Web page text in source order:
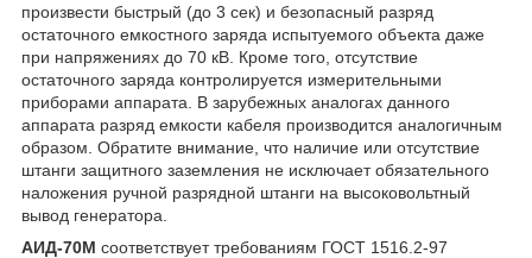
произвести быстрый (до 3 сек) и безопасный разряд
остаточного емкостного заряда испытуемого объекта даже
при напряжениях до 70 кВ. Кроме того, отсутствие
остаточного заряда контролируется измерительными
приборами аппарата. В зарубежных аналогах данного
аппарата разряд емкости кабеля производится аналогичным
образом. Обратите внимание, что наличие или отсутствие
штанги защитного заземления не исключает обязательного
наложения ручной разрядной штанги на высоковольтный
вывод генератора.
АИД-70М соответствует требованиям ГОСТ 1516.2-97